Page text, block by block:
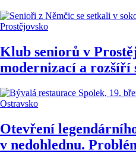
Prostějovsko
Klub seniorů v
modernizací a rozšíří
Ostravsko
Otevření
v nedohlednu.